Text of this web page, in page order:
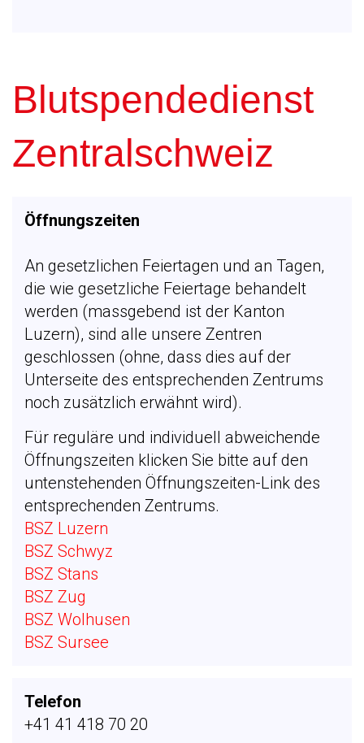
Blutspendedienst
Zentralschweiz
Öffnungszeiten
An gesetzlichen Feiertagen und an Tagen,
die wie gesetzliche Feiertage behandelt
werden (massgebend ist der Kanton
Luzern), sind alle unsere Zentren
geschlossen (ohne, dass dies auf der
Unterseite des entsprechenden Zentrums
noch zusätzlich erwähnt wird).
Für reguläre und individuell abweichende
Öffnungszeiten klicken Sie bitte auf den
untenstehenden Öffnungszeiten-Link des
entsprechenden Zentrums.
BSZ Luzern
BSZ Schwyz
BSZ Stans
BSZ Zug
BSZ Wolhusen
BSZ Sursee
Telefon
+41 41 418 70 20